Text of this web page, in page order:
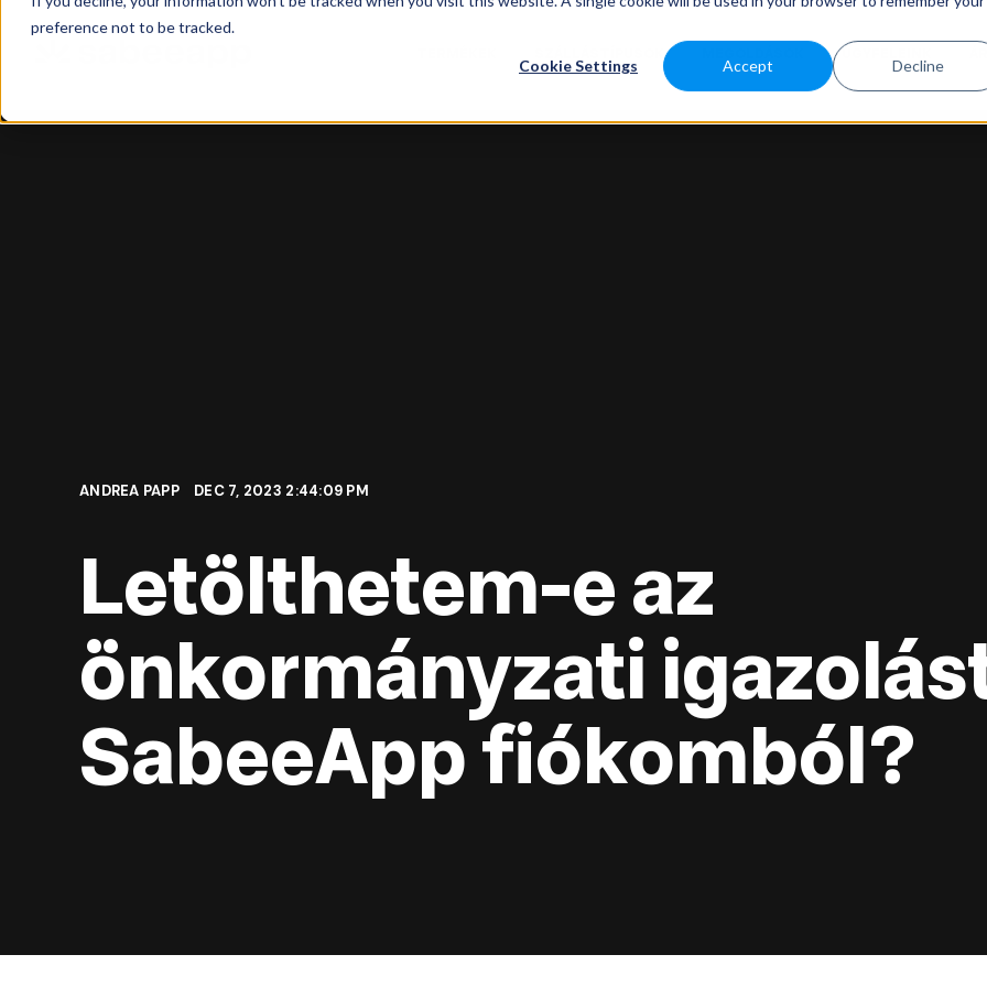
preference not to be tracked.
Cookie Settings Accept Decline
ÜGYFELEINK
ANDREA PAPP DEC 7, 2023 2:44:09 PM
Letölthetem-e az
önkormányzati
SabeeApp fiókomból?